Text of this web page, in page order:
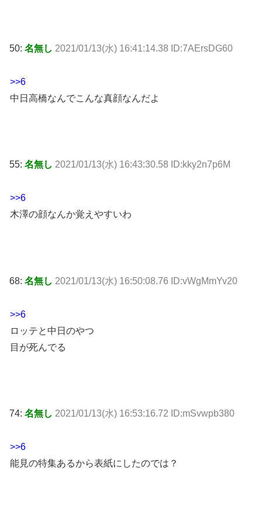
50: 名無し 2021/01/13(水) 16:41:14.38 ID:7AErsDG60
>>6
中日高橋なんでこんな真顔なんだよ
55: 名無し 2021/01/13(水) 16:43:30.58 ID:kky2n7p6M
>>6
木澤の顔なんか覚えやすいわ
68: 名無し 2021/01/13(水) 16:50:08.76 ID:vWgMmYv20
>>6
ロッテと中日のやつ
目が死んでる
74: 名無し 2021/01/13(水) 16:53:16.72 ID:mSvwpb380
>>6
能見の特集あるから表紙にしたのでは？